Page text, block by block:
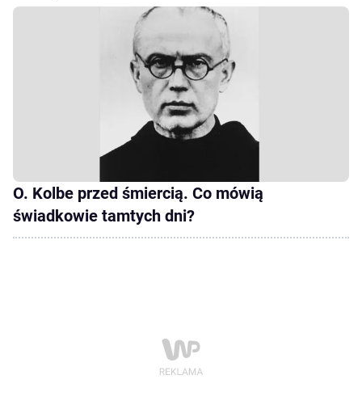
O. Kolbe przed śmiercią. Co mówią
świadkowie tamtych dni?